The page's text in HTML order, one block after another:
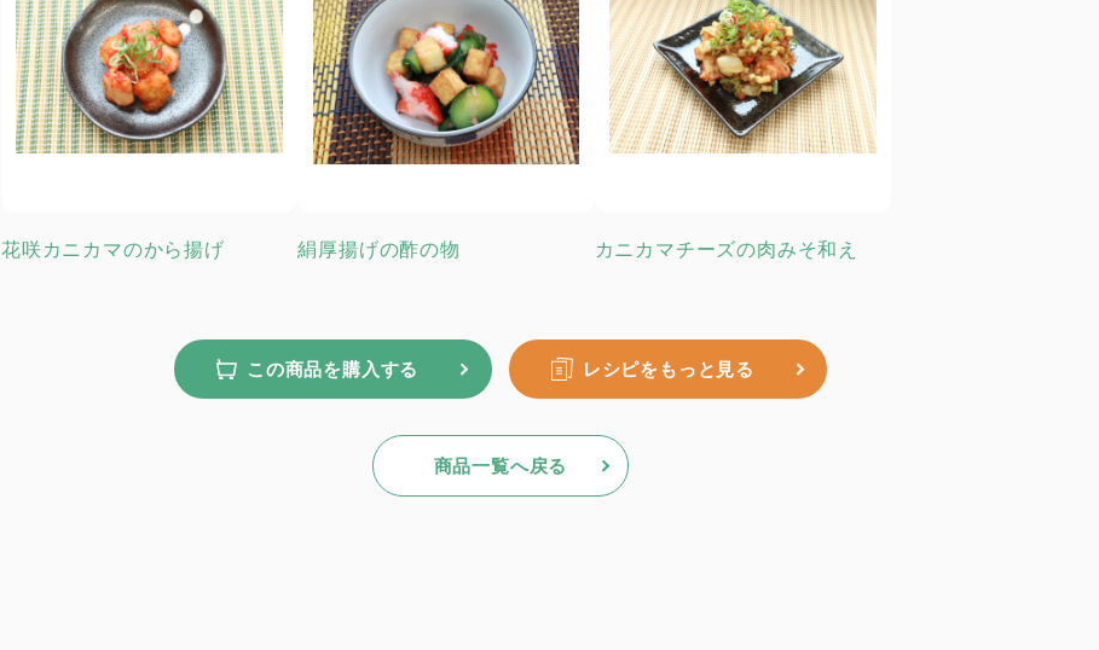
花咲カニカマのから揚げ 絹厚揚げの酢の物 カニカマチーズの肉みそ和え
この商品を購入する レシピをもっと見る
商品一覧へ戻る